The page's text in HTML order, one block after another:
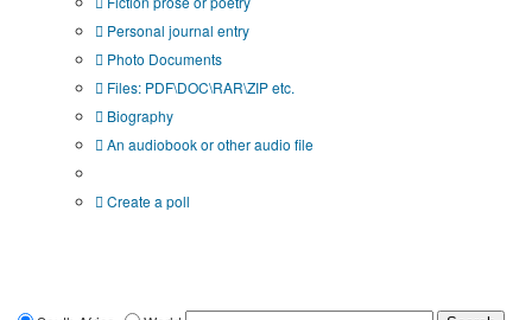
Personal journal entry
Photo Documents
Files: PDF\DOC\RAR\ZIP etc.
Biography
An audiobook or other audio file
Create a poll